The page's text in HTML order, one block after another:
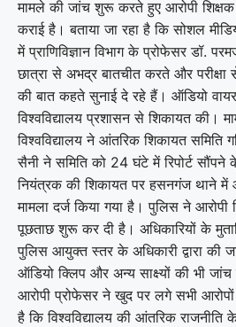
मामले की जांच शुरू करते हुए आरोपी
कराई है। बताया जा रहा है कि सोशल
में प्राणिविज्ञान विभाग के प्रोफेसर डॉ.
छात्रा से अभद्र बातचीत करते और
की बात कहते सुनाई दे रहे हैं। ऑडियो
विश्वविद्यालय प्रशासन से शिकायत की।
विश्वविद्यालय ने आंतरिक शिकायत समिति
सैनी ने समिति को 24 घंटे में रिपोर्ट सौंपने के
नियंत्रक की शिकायत पर हसनगंज थाने में
मामला दर्ज किया गया है। पुलिस ने
पूछताछ शुरू कर दी है। अधिकारियों के
पुलिस आयुक्त स्तर के अधिकारी द्वारा की
ऑडियो क्लिप और अन्य साक्ष्यों की भी
आरोपी प्रोफेसर ने खुद पर लगे सभी आरोपों
है कि विश्वविद्यालय की आंतरिक राजनीति